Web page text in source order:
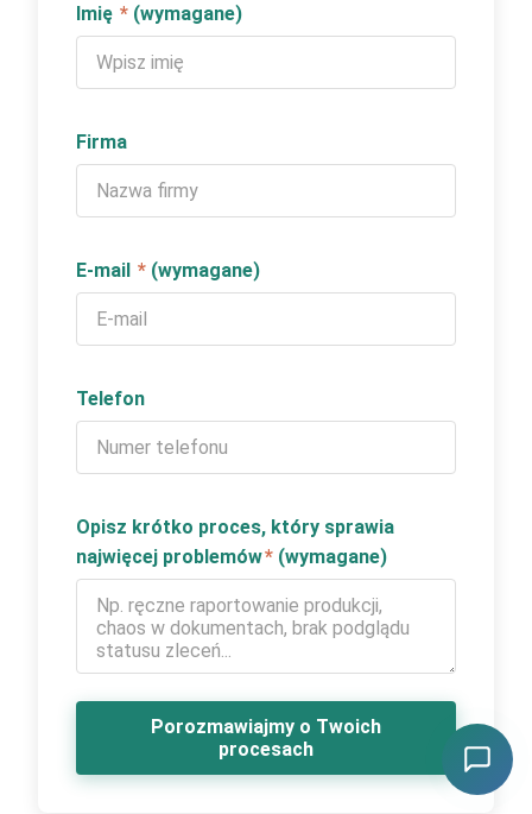
Imię * (wymagane)
Firma
E-mail * (wymagane)
Telefon
Opisz krótko proces, który sprawia
najwięcej problemów* (wymagane)
Porozmawiajmy o Twoich
procesach